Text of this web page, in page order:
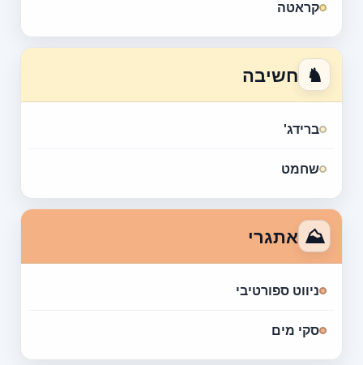
קראטה
♞ חשיבה
ברידג'
שחמט
⛰ אתגרי
ניווט ספורטיבי
סקי מים